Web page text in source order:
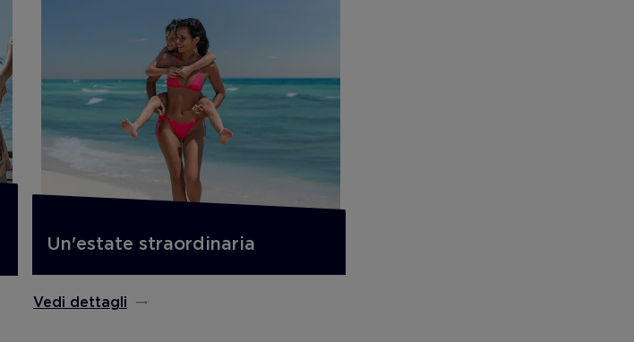
Un'estate straordinaria
Vedi dettagli